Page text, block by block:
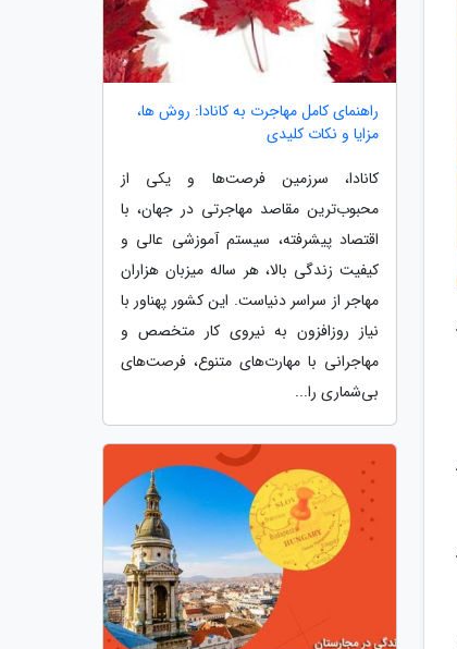
راهنمای کامل مهاجرت به کانادا: روش ها،
مزایا و نکات کلیدی
کانادا، سرزمین فرصت‌ها و یکی از
محبوب‌ترین مقاصد مهاجرتی در جهان، با
اقتصاد پیشرفته، سیستم آموزشی عالی و
کیفیت زندگی بالا، هر ساله میزبان هزاران
مهاجر از سراسر دنیاست. این کشور پهناور با
نیاز روزافزون به نیروی کار متخصص و
مهاجرانی با مهارت‌های متنوع، فرصت‌های
بی‌شماری را...